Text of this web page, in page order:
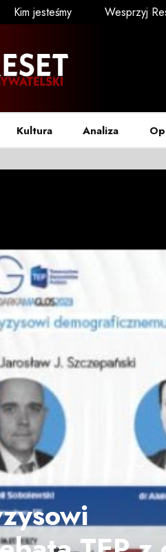
Kim jesteśmy Wesprzyj
Kultura Analiza